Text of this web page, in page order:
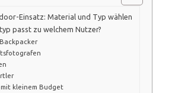
Einsatz: Material und Typ wählen
passt zu welchem Nutzer?
kleinem Budget